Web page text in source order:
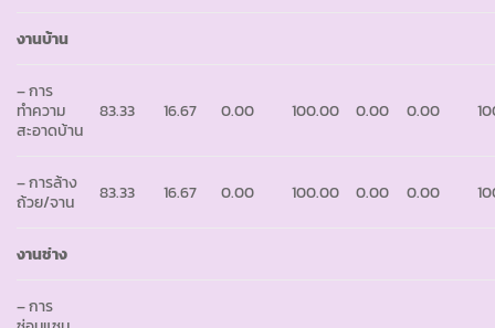
งานบ้าน
– การ
ทำความ
สะอาดบ้าน
83.33 16.67 0.00 100.00 0.00 0.00
– การล้าง
ถ้วย/จาน
83.33 16.67 0.00 100.00 0.00 0.00
งานช่าง
– การ